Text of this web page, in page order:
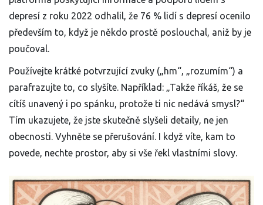
depresí z roku 2022 odhalil, že 76 % lidí s depresí ocenilo
především to, když je někdo prostě poslouchal, aniž by je
poučoval.
Používejte krátké potvrzující zvuky („hm“, „rozumím“) a
parafrazujte to, co slyšíte. Například: „Takže říkáš, že se
cítíš unavený i po spánku, protože ti nic nedává smysl?“
Tím ukazujete, že jste skutečně slyšeli detaily, ne jen
obecnosti. Vyhněte se přerušování. I když víte, kam to
povede, nechte prostor, aby si vše řekl vlastními slovy.